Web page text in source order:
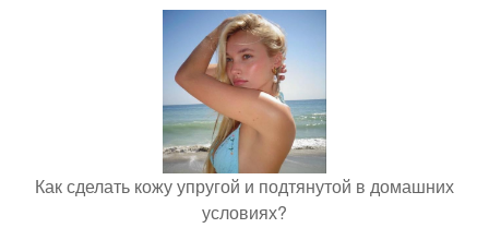
Как сделать кожу упругой и подтянутой в домашних
условиях?